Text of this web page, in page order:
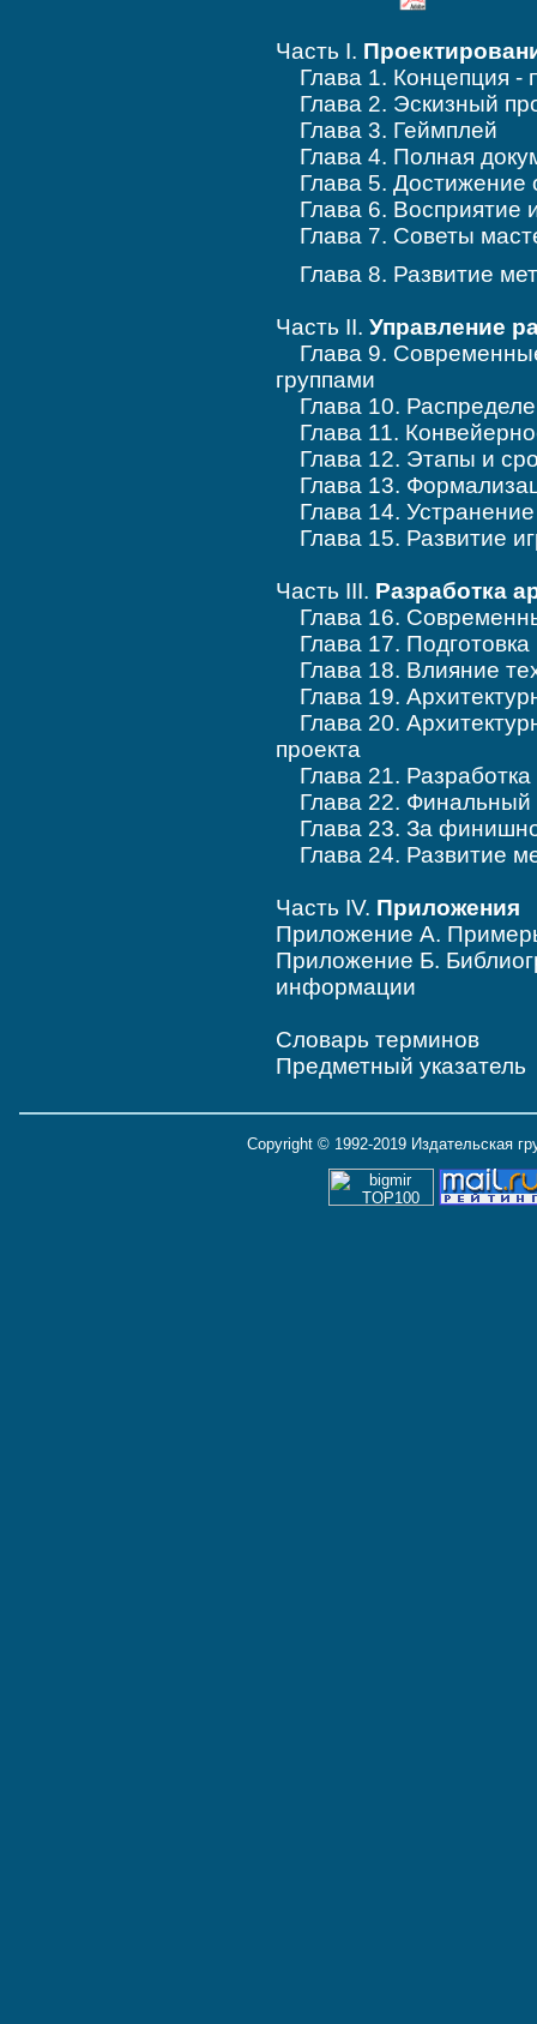
Часть I.
Глава 1. Концепция
Глава 2. Эскизный
Глава 3. Геймплей
Глава 4. Полная
Глава 5.
Глава 6.
Глава 7. Советы
Глава 8. Развитие
Часть II. Управление
Глава 9.
группами
Глава 10.
Глава 11.
Глава 12. Этапы и
Глава 13.
Глава 14. Устранение
Глава 15. Развитие
Часть III. Разработка
Глава 16.
Глава 17. Подготовка
Глава 18. Влияние
Глава 19.
Глава 20.
проекта
Глава 21. Разработка
Глава 22. Финальный
Глава 23. За
Глава 24. Развитие
Часть IV. Приложения
Приложение А.
Приложение Б.
информации
Словарь терминов
Предметный указатель
Copyright © 1992-2019 Издательская